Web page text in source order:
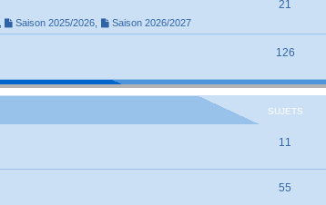
Saison 2025/2026 Saison 2026/2027
21
126
SUJETS
11
55